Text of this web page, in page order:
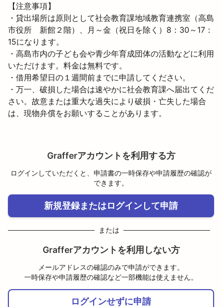
【注意事項】
・貸出場所は原則として社会教育課地域教育連携室（高島
市役所　新館２階）、月～金（祝日を除く）8：30～17：
15になります。
・高島市内の子ども会や青少年育成団体の活動などに利用
いただけます。料金は無料です。
・借用希望日の１週間前までに申請してください。
・万一、破損した場合は速やかに社会教育課へ届出てくだ
さい。故意または重大な過失により破損・亡失した場合
は、現物弁償をお願いすることがあります。
Grafferアカウントを利用する方
ログインしていただくと、申請書の一時保存や申請履歴の確認が
できます。
新規登録またはログインして申請
または
Grafferアカウントを利用しない方
メールアドレスの確認のみで申請ができます。
一時保存や申請履歴の確認など一部機能は使えません。
ログインせずに申請